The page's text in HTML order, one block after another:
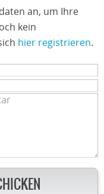
an, um Ihre
kein
hier registrieren.